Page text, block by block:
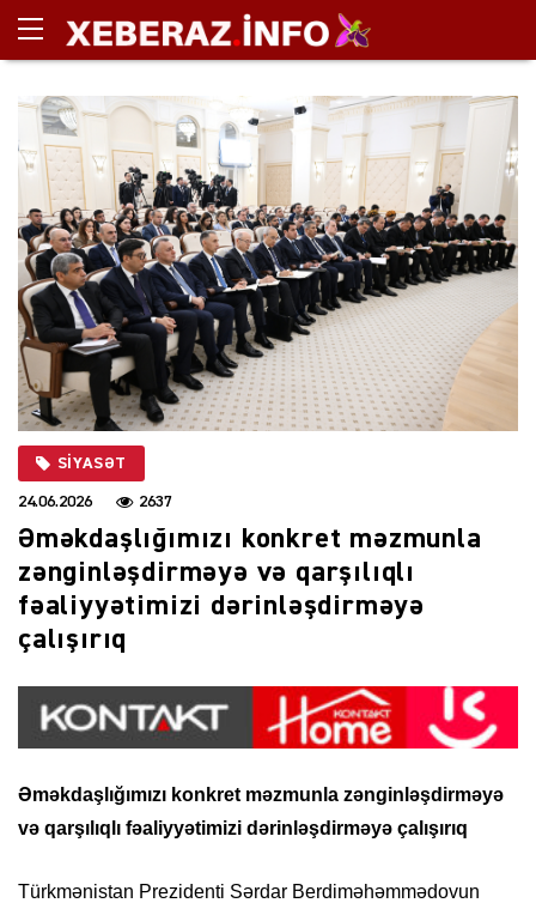
SIYASƏT
24.06.2026 2637
Əməkdaşlığımızı konkret məzmunla
zənginləşdirməyə və qarşılıqlı
fəaliyyətimizi dərinləşdirməyə
çalışırıq
Əməkdaşlığımızı konkret məzmunla zənginləşdirməyə
və qarşılıqlı fəaliyyətimizi dərinləşdirməyə çalışırıq
Türkmənistan Prezidenti Sərdar Berdiməhəmmədovun